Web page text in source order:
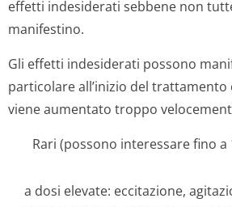
effetti indesiderati sebbene non
manifestino.
Gli effetti indesiderati possono
particolare all’inizio del trattamento
viene aumentato troppo
Rari (possono interessare fino a
a dosi elevate: eccitazione,